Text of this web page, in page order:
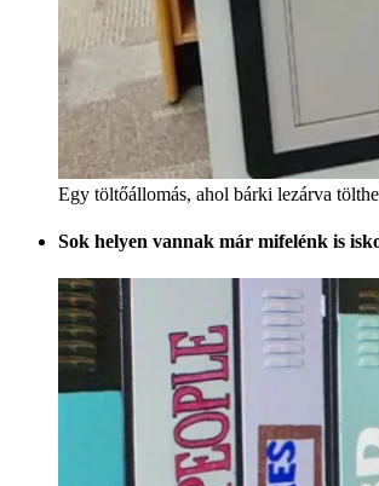
Egy töltőállomás, ahol bárki lezárva
Sok helyen vannak már mifelénk is